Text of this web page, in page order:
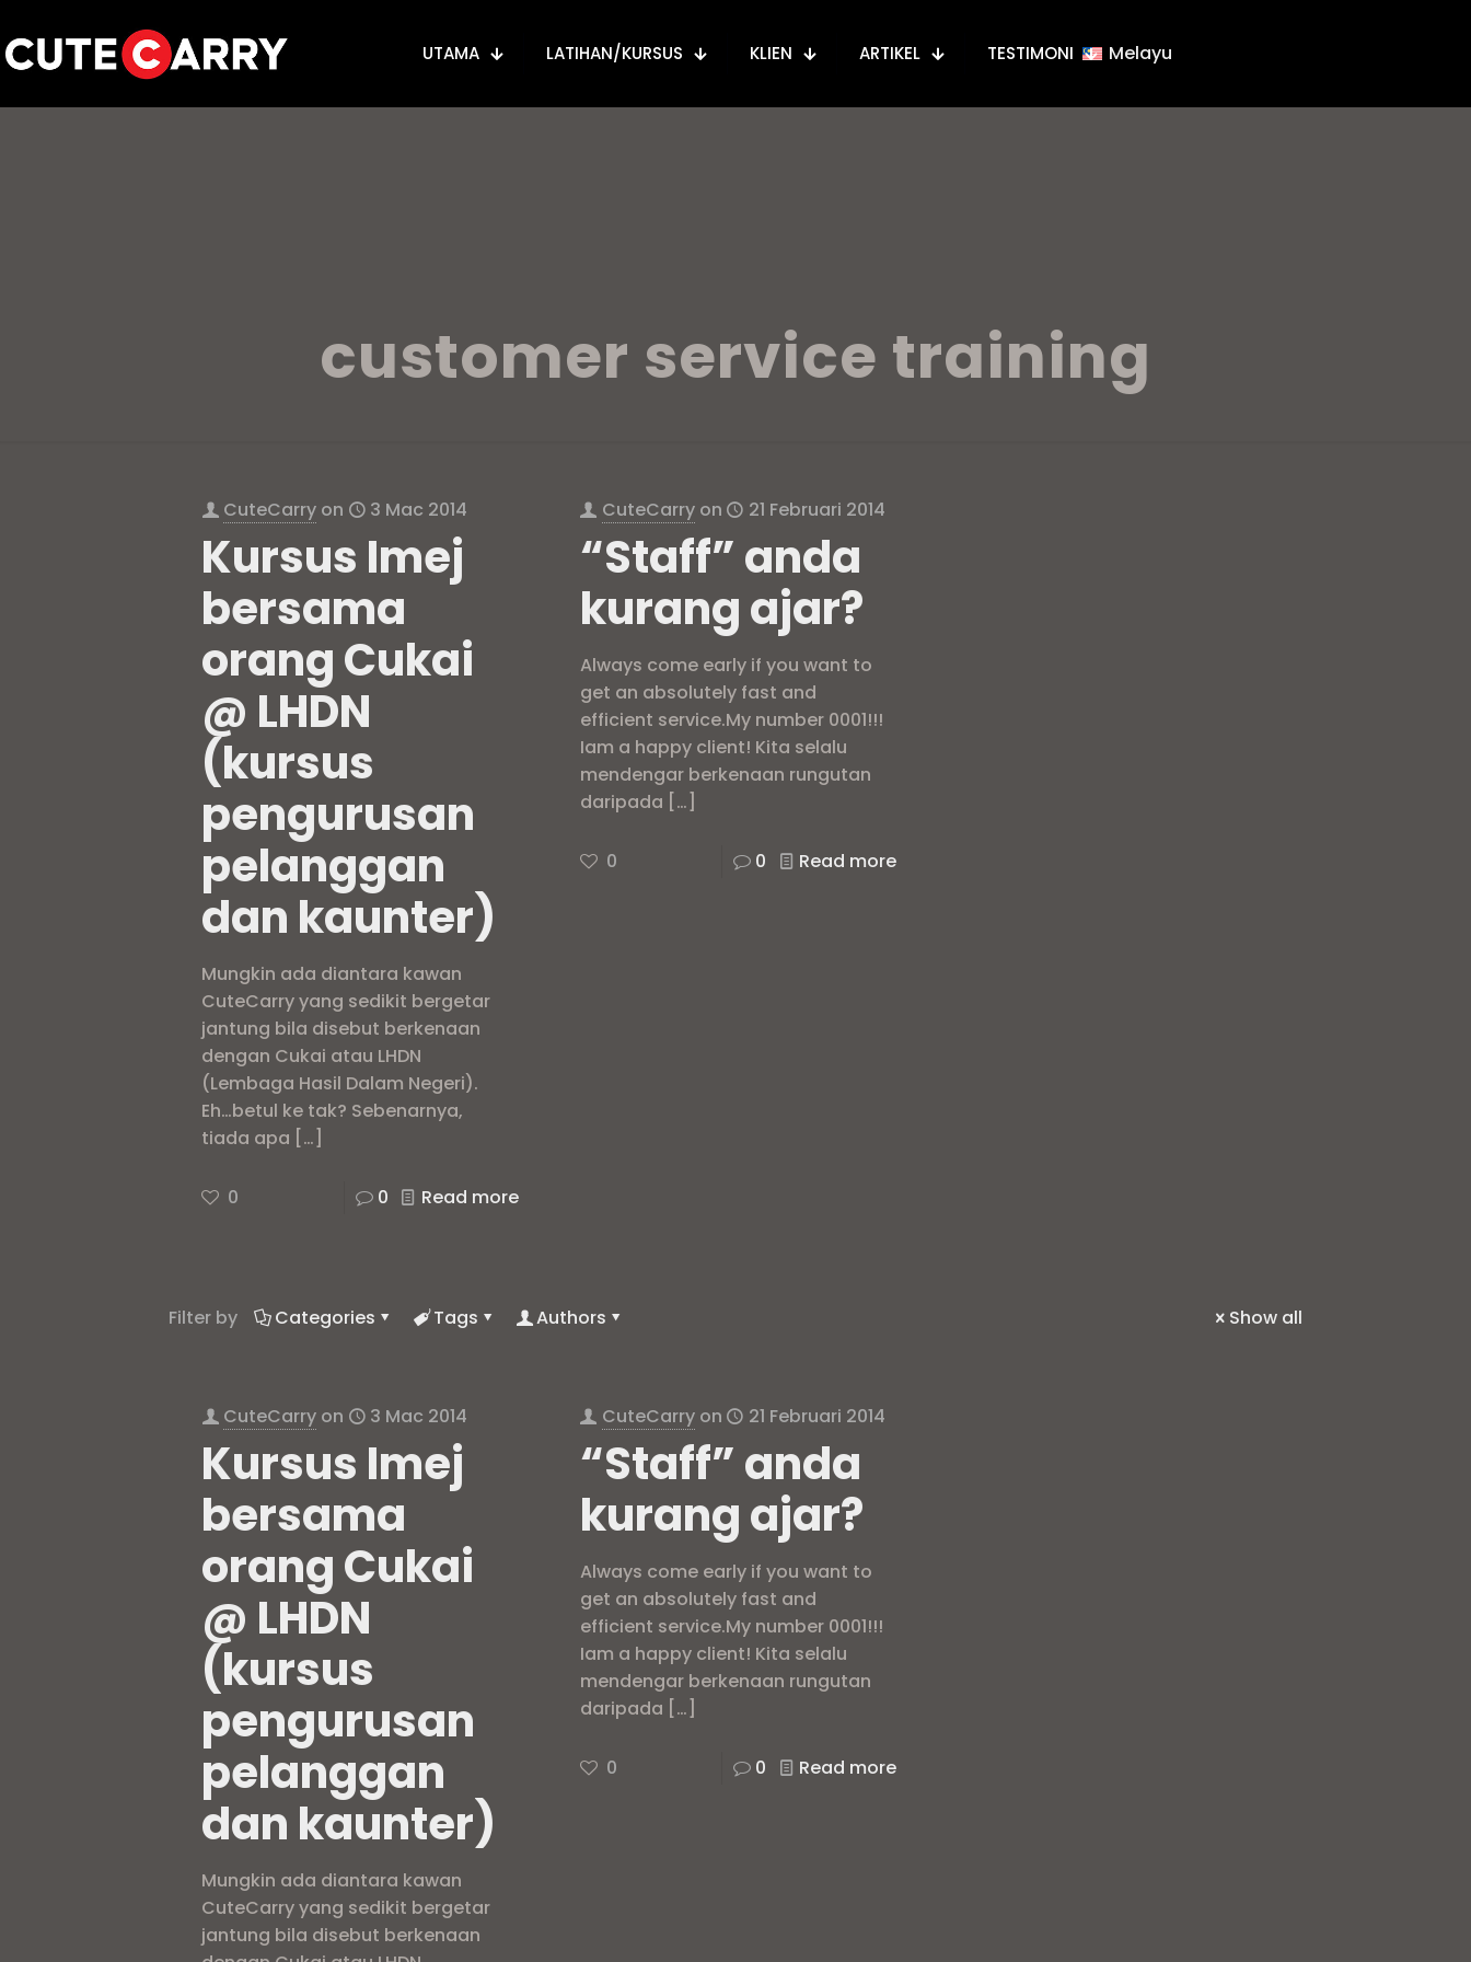
UTAMA LATIHAN/KURSUS KLIEN ARTIKEL TESTIMONI Melayu
customer service training
CuteCarry on 3 Mac 2014
Kursus Imej
bersama
orang Cukai
@ LHDN
(kursus
pengurusan
pelanggan
dan kaunter)
Mungkin ada diantara kawan
CuteCarry yang sedikit bergetar
jantung bila disebut berkenaan
dengan Cukai atau LHDN
(Lembaga Hasil Dalam Negeri).
Eh…betul ke tak? Sebenarnya,
tiada apa […]
0 0 Read more
CuteCarry on 21 Februari 2014
“Staff” anda
kurang ajar?
Always come early if you want to
get an absolutely fast and
efficient service.My number 0001!!!
Iam a happy client! Kita selalu
mendengar berkenaan rungutan
daripada […]
0 0 Read more
Filter by Categories Tags Authors Show all
CuteCarry on 3 Mac 2014
Kursus Imej
bersama
orang Cukai
@ LHDN
(kursus
pengurusan
pelanggan
dan kaunter)
Mungkin ada diantara kawan
CuteCarry yang sedikit bergetar
jantung bila disebut berkenaan
CuteCarry on 21 Februari 2014
“Staff” anda
kurang ajar?
Always come early if you want to
get an absolutely fast and
efficient service.My number 0001!!!
Iam a happy client! Kita selalu
mendengar berkenaan rungutan
daripada […]
0 0 Read more